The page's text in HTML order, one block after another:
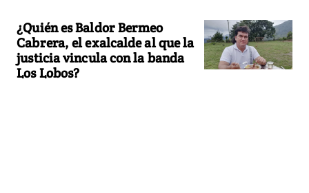
¿Quién es Baldor Bermeo
Cabrera, el exalcalde al que la
justicia vincula con la banda
Los Lobos?